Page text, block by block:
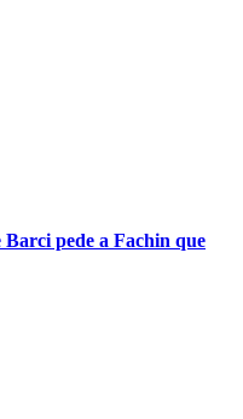
Barci pede a Fachin que